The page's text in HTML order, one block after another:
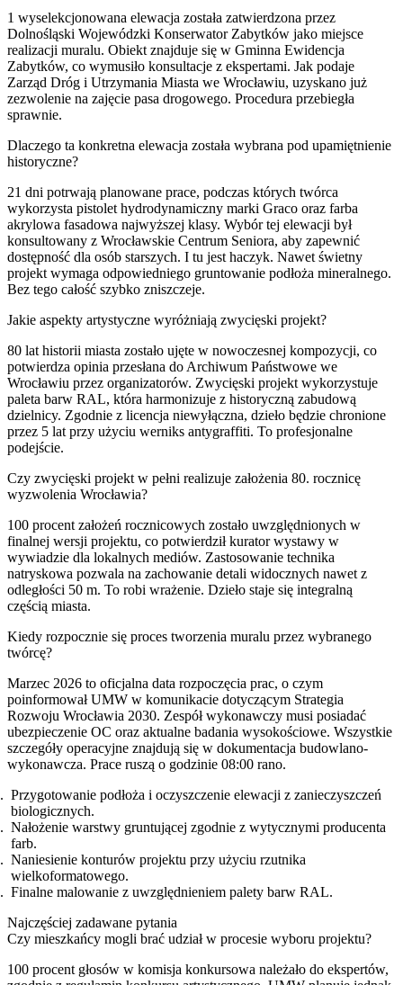
1 wyselekcjonowana elewacja została zatwierdzona przez
Dolnośląski Wojewódzki Konserwator Zabytków jako miejsce
realizacji muralu. Obiekt znajduje się w Gminna Ewidencja
Zabytków, co wymusiło konsultacje z ekspertami. Jak podaje
Zarząd Dróg i Utrzymania Miasta we Wrocławiu, uzyskano już
zezwolenie na zajęcie pasa drogowego. Procedura przebiegła
sprawnie.
Dlaczego ta konkretna elewacja została wybrana pod upamiętnienie
historyczne?
21 dni potrwają planowane prace, podczas których twórca
wykorzysta pistolet hydrodynamiczny marki Graco oraz farba
akrylowa fasadowa najwyższej klasy. Wybór tej elewacji był
konsultowany z Wrocławskie Centrum Seniora, aby zapewnić
dostępność dla osób starszych. I tu jest haczyk. Nawet świetny
projekt wymaga odpowiedniego gruntowanie podłoża mineralnego.
Bez tego całość szybko zniszczeje.
Jakie aspekty artystyczne wyróżniają zwycięski projekt?
80 lat historii miasta zostało ujęte w nowoczesnej kompozycji, co
potwierdza opinia przesłana do Archiwum Państwowe we
Wrocławiu przez organizatorów. Zwycięski projekt wykorzystuje
paleta barw RAL, która harmonizuje z historyczną zabudową
dzielnicy. Zgodnie z licencja niewyłączna, dzieło będzie chronione
przez 5 lat przy użyciu werniks antygraffiti. To profesjonalne
podejście.
Czy zwycięski projekt w pełni realizuje założenia 80. rocznicę
wyzwolenia Wrocławia?
100 procent założeń rocznicowych zostało uwzględnionych w
finalnej wersji projektu, co potwierdził kurator wystawy w
wywiadzie dla lokalnych mediów. Zastosowanie technika
natryskowa pozwala na zachowanie detali widocznych nawet z
odległości 50 m. To robi wrażenie. Dzieło staje się integralną
częścią miasta.
Kiedy rozpocznie się proces tworzenia muralu przez wybranego
twórcę?
Marzec 2026 to oficjalna data rozpoczęcia prac, o czym
poinformował UMW w komunikacie dotyczącym Strategia
Rozwoju Wrocławia 2030. Zespół wykonawczy musi posiadać
ubezpieczenie OC oraz aktualne badania wysokościowe. Wszystkie
szczegóły operacyjne znajdują się w dokumentacja budowlano-
wykonawcza. Prace ruszą o godzinie 08:00 rano.
Przygotowanie podłoża i oczyszczenie elewacji z zanieczyszczeń
biologicznych.
Nałożenie warstwy gruntującej zgodnie z wytycznymi producenta
farb.
Naniesienie konturów projektu przy użyciu rzutnika
wielkoformatowego.
Finalne malowanie z uwzględnieniem palety barw RAL.
Najczęściej zadawane pytania
Czy mieszkańcy mogli brać udział w procesie wyboru projektu?
100 procent głosów w komisja konkursowa należało do ekspertów,